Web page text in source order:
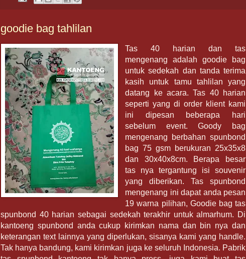
goodie bag tahlilan
Tas 40 harian dan tas
mengenang adalah goodie bag
untuk sedekah dan tanda terima
kasih untuk tamu tahlilan yang
datang ke acara. Tas 40 harian
seperti yang di order klient kami
ini dipesan beberapa hari
sebelum event. Goody bag
mengenang berbahan spunbond
bag 75 gsm berukuran 25x35x8
dan 30x40x8cm. Berapa besar
tas nya tergantung isi souvenir
yang diberikan. Tas spunbond
mengenang ini dapat anda pesan
19 warna pilihan, Goodie bag tas
spunbond 40 harian sebagai sedekah terakhir untuk almarhum. Di
kantoeng spunbond anda cukup kirimkan nama dan bin nya dan
keterangan text lainnya yang diperlukan, sisanya kami yang handle.
Tak hanya bandung, kami kirimkan juga ke seluruh Indonesia. Pabrik